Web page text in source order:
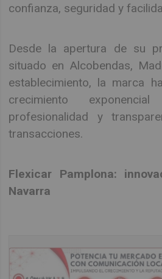
confianza, seguridad y
Desde la apertura de su
situado en Alcobendas,
establecimiento, la marca
crecimiento
profesionalidad y
transacciones.
Flexicar Pamplona:
Navarra